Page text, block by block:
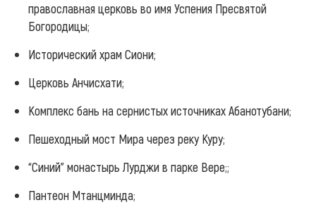
православная церковь во имя Успения Пресвятой
Богородицы;
Исторический храм Сиони;
Церковь Анчисхати;
Комплекс бань на сернистых источниках Абанотубани;
Пешеходный мост Мира через реку Куру;
“Синий” монастырь Лурджи в парке Вере;;
Пантеон Мтанцминда;